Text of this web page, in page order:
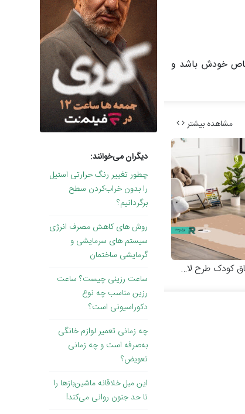
خودش باشد و
مشاهده بیشتر
کودک طرح لاما
دیگران می‌خوانند:
چطور تغییر رنگ حرارتی استیل
را بدون خراب‌کردن سطح
برگردانیم؟
روش های کاهش مصرف انرژی
سیستم های سرمایشی و
گرمایشی ساختمان
ساعت رزینی چیست؟ ساعت
رزین مناسب چه نوع
دکوراسیونی است؟
چه زمانی تعمیر لوازم خانگی
به‌صرفه است و چه زمانی
تعویض؟
این مبل خلاقانه ماشین‌بازها را
تا حد جنون روانی می‌کند!